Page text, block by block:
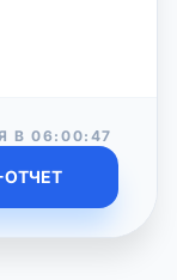
В06:00:47